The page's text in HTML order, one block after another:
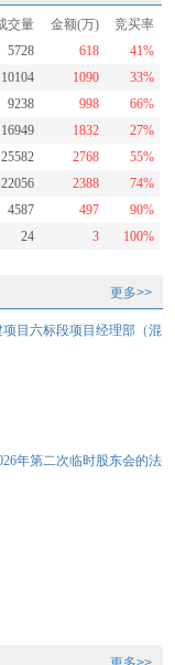
交量 金额(万)
竞买率
5728 618
41%
10104 1090
33%
9238 998
66%
16949 1832
27%
25582 2768
55%
22056 2388
74%
4587 497
90%
24 3 100%
更多>>
目六标段项目经理部（混
年第二次临时股东会的法